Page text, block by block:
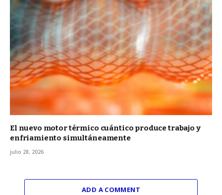
El nuevo motor térmico cuántico produce trabajo y
enfriamiento simultáneamente
julio 28, 2026
ADD A COMMENT